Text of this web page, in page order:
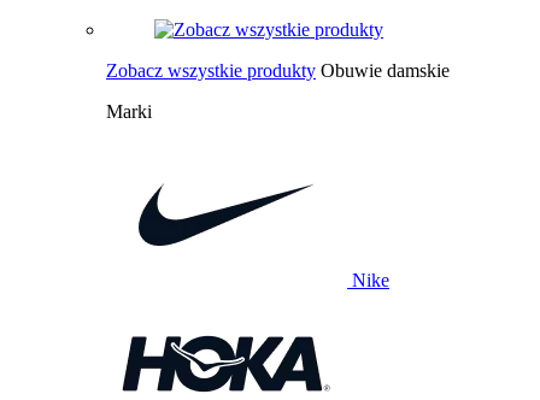
Zobacz wszystkie produkty Obuwie damskie
Marki
Nike